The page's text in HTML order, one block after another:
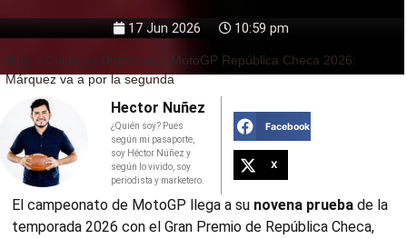
17 Jun 2026 10:59 pm
Blog » Columna Deportiva »
MotoGP República Checa 2026:
Márquez va a por la segunda
Hector Nuñez
¿Quién soy? Pues
según mi pasaporte,
soy Héctor Núñez y
según lo vivido, soy
periodista y marketero.
Facebook
X
El campeonato de MotoGP llega a su novena prueba de la
temporada 2026 con el Gran Premio de República Checa,